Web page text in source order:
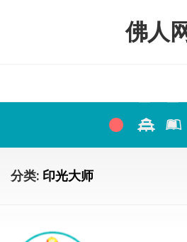
佛人
分类: 印光大师